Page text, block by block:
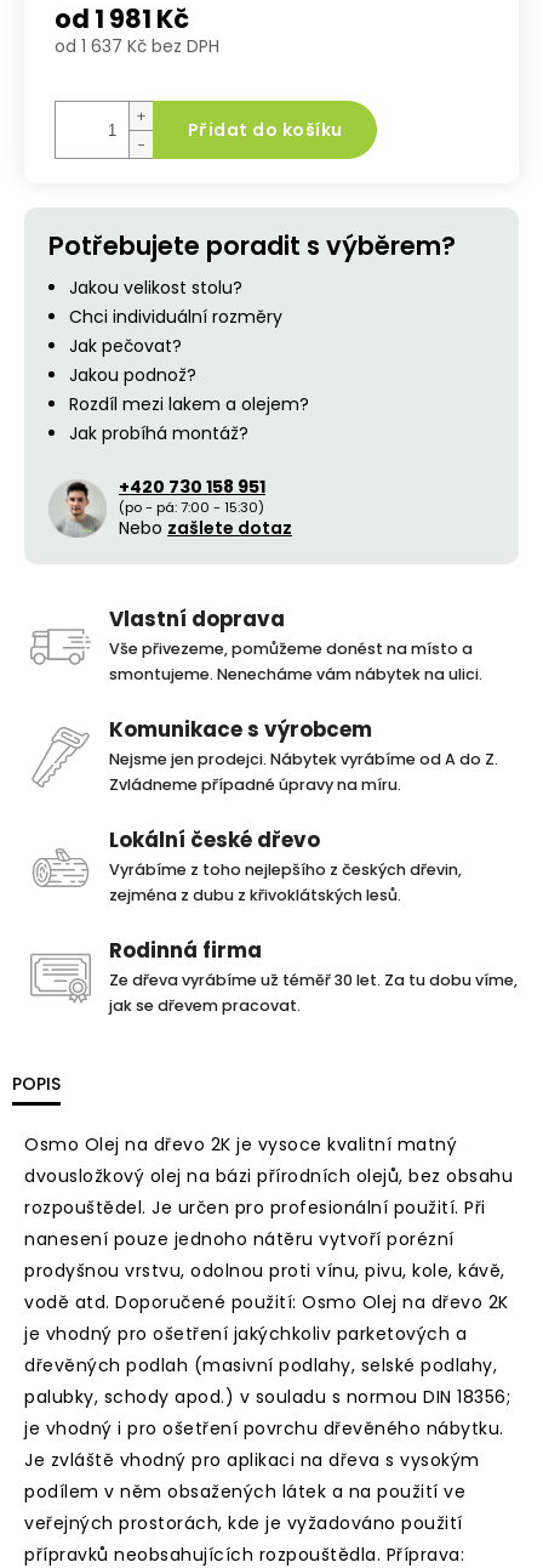
od 1 981 Kč
od 1 637 Kč bez DPH
cena:
+
−
Přidat do košíku
Potřebujete poradit s výběrem?
Jakou velikost stolu?
Chci individuální rozměry
Jak pečovat?
Jakou podnož?
Rozdíl mezi lakem a olejem?
Jak probíhá montáž?
+420 730 158 951
(po - pá: 7:00 - 15:30)
Nebo zašlete dotaz
Vlastní doprava
Vše přivezeme, pomůžeme donést na místo a
smontujeme. Nenecháme vám nábytek na ulici.
Komunikace s výrobcem
Nejsme jen prodejci. Nábytek vyrábíme od A do Z.
Zvládneme případné úpravy na míru.
Lokální české dřevo
Vyrábíme z toho nejlepšího z českých dřevin,
zejména z dubu z křivoklátských lesů.
Rodinná firma
Ze dřeva vyrábíme už téměř 30 let. Za tu dobu víme,
jak se dřevem pracovat.
POPIS
Osmo Olej na dřevo 2K je vysoce kvalitní matný
dvousložkový olej na bázi přírodních olejů, bez obsahu
rozpouštědel. Je určen pro profesionální použití. Při
nanesení pouze jednoho nátěru vytvoří porézní
prodyšnou vrstvu, odolnou proti vínu, pivu, kole, kávě,
vodě atd. Doporučené použití: Osmo Olej na dřevo 2K
je vhodný pro ošetření jakýchkoliv parketových a
dřevěných podlah (masivní podlahy, selské podlahy,
palubky, schody apod.) v souladu s normou DIN 18356;
je vhodný i pro ošetření povrchu dřevěného nábytku.
Je zvláště vhodný pro aplikaci na dřeva s vysokým
podílem v něm obsažených látek a na použití ve
veřejných prostorách, kde je vyžadováno použití
přípravků neobsahujících rozpouštědla. Příprava: